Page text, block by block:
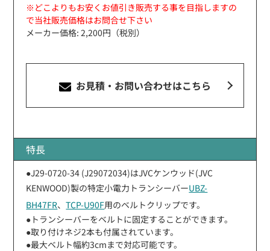
※どこよりもお安くお値引き販売する事を目指しますの
で当社販売価格はお問合せ下さい
メーカー価格: 2,200円（税別）
お見積・お問い合わせはこちら
特長
●J29-0720-34 (J29072034)はJVCケンウッド(JVC
KENWOOD)製の特定小電力トランシーバーUBZ-
BH47FR、TCP-U90F用のベルトクリップです。
●トランシーバーをベルトに固定することができます。
●取り付けネジ2本も付属されています。
●最大ベルト幅約3cmまで対応可能です。